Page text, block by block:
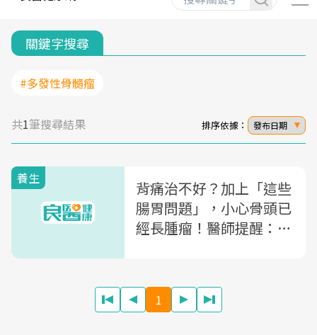
關鍵字搜尋
#多發性骨髓瘤
共1筆搜尋結果 排序依據： 發布日期
養生
背痛治不好？加上「這些
腸胃問題」，小心骨頭已
經長腫瘤！醫師提醒：這
1